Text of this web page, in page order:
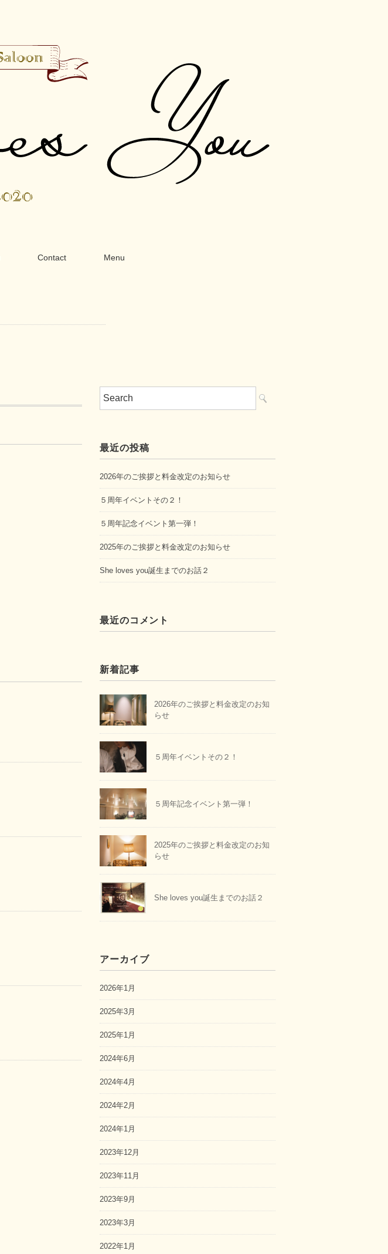
Contact Menu
最近の投稿
2026年のご挨拶と料金改定のお知らせ
５周年イベントその２！
５周年記念イベント第一弾！
2025年のご挨拶と料金改定のお知らせ
She loves you誕生までのお話２
最近のコメント
新着記事
2026年のご挨拶と料金改定のお知
らせ
５周年イベントその２！
５周年記念イベント第一弾！
2025年のご挨拶と料金改定のお知
らせ
She loves you誕生までのお話２
アーカイブ
2026年1月
2025年3月
2025年1月
2024年6月
2024年4月
2024年2月
2024年1月
2023年12月
2023年11月
2023年9月
2023年3月
2022年1月